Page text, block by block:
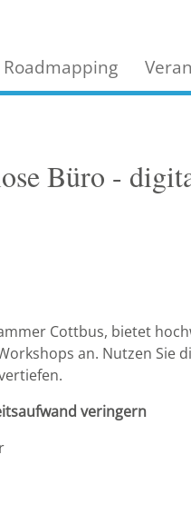
Roadmapping
Büro -
Cottbus, bietet
an. Nutzen Sie
veringern